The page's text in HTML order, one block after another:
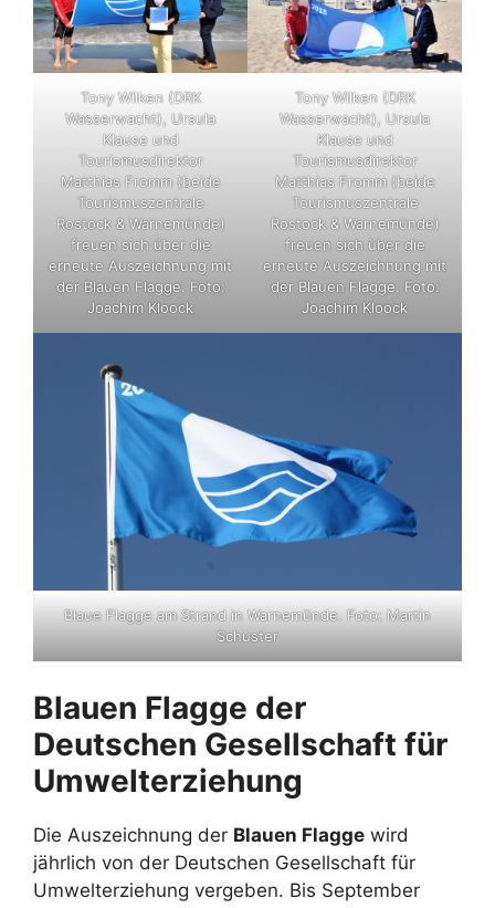
Tony Wilken (DRK
Wasserwacht), Ursula
Klause und
Tourismusdirektor
Matthias Fromm (beide
Tourismuszentrale
Rostock & Warnemünde)
freuen sich über die
erneute Auszeichnung mit
der Blauen Flagge. Foto:
Joachim Kloock
Tony Wilken (DRK
Wasserwacht), Ursula
Klause und
Tourismusdirektor
Matthias Fromm (beide
Tourismuszentrale
Rostock & Warnemünde)
freuen sich über die
erneute Auszeichnung mit
der Blauen Flagge. Foto:
Joachim Kloock
Blaue Flagge am Strand in Warnemünde. Foto: Martin
Schuster
Blauen Flagge der
Deutschen Gesellschaft für
Umwelterziehung
Die Auszeichnung der Blauen Flagge wird
jährlich von der Deutschen Gesellschaft für
Umwelterziehung vergeben. Bis September